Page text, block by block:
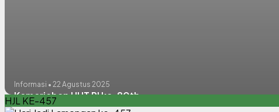
Informasi • 22 Agustus 2025
Kemeriahan HUT RI ke-80th
HJL KE-457